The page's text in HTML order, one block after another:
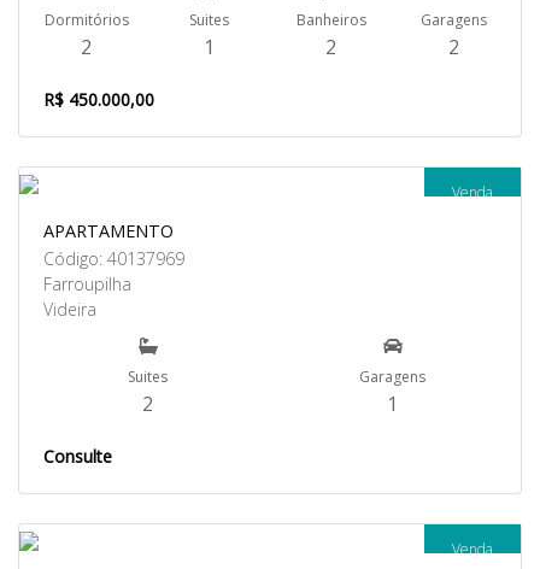
Dormitórios
2
Suites
1
Banheiros
2
Garagens
2
R$ 450.000,00
Venda
APARTAMENTO
Código: 40137969
Farroupilha
Videira
Suites
2
Garagens
1
Consulte
Venda